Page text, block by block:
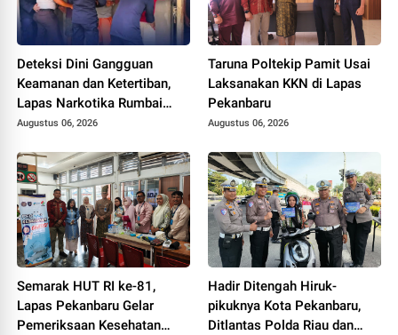
Deteksi Dini Gangguan
Keamanan dan Ketertiban,
Lapas Narkotika Rumbai
Gelar Razia Rutin Blok
Augustus 06, 2026
Taruna Poltekip Pamit Usai
Laksanakan KKN di Lapas
Pekanbaru
Augustus 06, 2026
Semarak HUT RI ke-81,
Lapas Pekanbaru Gelar
Pemeriksaan Kesehatan
Hadir Ditengah Hiruk-
pikuknya Kota Pekanbaru,
Ditlantas Polda Riau dan